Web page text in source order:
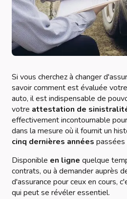
Si vous cherchez à changer
savoir comment est évaluée
auto, il est indispensable de
votre attestation de
effectivement incontournable
dans la mesure où il fournit un
cinq dernières années passées
Disponible en ligne quelque
contrats, ou à demander auprès
d'assurance pour ceux en cours,
qui peut se révéler essentiel.